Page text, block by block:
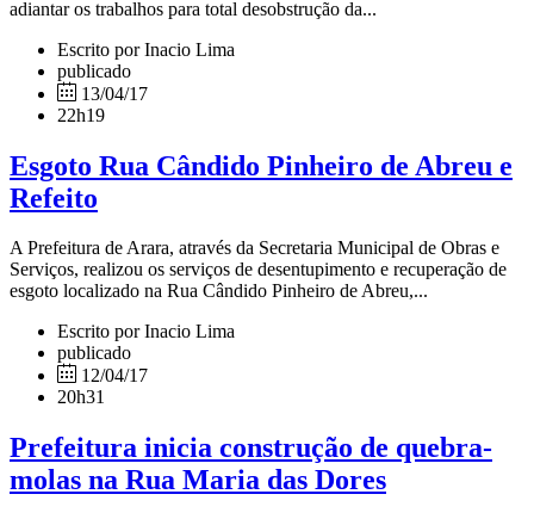
adiantar os trabalhos para total desobstrução da...
Escrito por Inacio Lima
publicado
13/04/17
22h19
Esgoto Rua Cândido Pinheiro de Abreu e
Refeito
A Prefeitura de Arara, através da Secretaria Municipal de Obras e
Serviços, realizou os serviços de desentupimento e recuperação de
esgoto localizado na Rua Cândido Pinheiro de Abreu,...
Escrito por Inacio Lima
publicado
12/04/17
20h31
Prefeitura inicia construção de quebra-
molas na Rua Maria das Dores